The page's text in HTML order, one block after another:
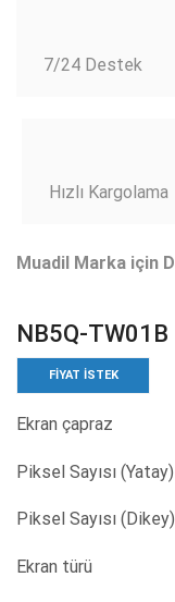
7/24 Destek
Hızlı Kargolama
Muadil Marka için
NB5Q-TW01B
FIYAT ISTEK
Ekran
Piksel Sayısı
Piksel
Ekran